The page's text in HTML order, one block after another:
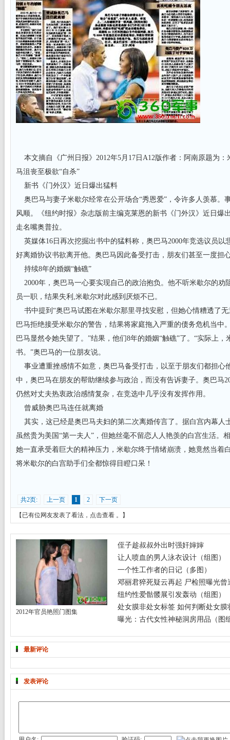
本文摘自《广州日报》2012年5月17日A12版作者：阿南原题为：
马沮丧至极欲“自杀”
新书《门外汉》近日爆出猛料
奥巴马与妻子米歇尔经常在公开场合“秀恩爱”，令许多人羡慕。
风顺。《纽约时报》杂志版前主编克莱恩的新书《门外汉》近日爆
走名嘴奥普拉。
英媒体16日再次挖掘出书中的猛料称，奥巴马2000年竞选议员以
好离婚协议书欲离开他。奥巴马因此备受打击，朋友们甚至一度担
持续8年的婚姻“触礁”
2000年，奥巴马一心要实现自己的政治抱负。他不听米歇尔的劝
员一职，结果失利,米歇尔对此感到厌烦不已。
书中提到“奥巴马试图在米歇尔那里寻找安慰，但她心情糟透了
巴马拒绝接受米歇尔的警告，结果将家庭拖入严重的债务危机当中
巴马显然令她失望了。”结果，他们8年的婚姻“触礁”了。“实际上
书。”奥巴马的一位朋友说。
事业遭重挫感情不如意，奥巴马备受打击，以至于朋友们都担心
中，奥巴马在朋友的帮助继续参与政治，而没有告诉妻子。奥巴马
仍然对丈夫热衷政治感情复杂，在竞选中几乎没有发挥作用。
曾威胁奥巴马连任就离婚
其实，这已经是奥巴马夫妇的第二次离婚传言了。据白宫内幕人
虽然贵为美国“第一夫人”，但她丝毫不留恋人人艳羡的白宫生活。
她一直承受着巨大的精神压力，米歇尔终于情绪崩溃，她竟然当着
将米歇尔的白宫助手们全都惊得目瞪口呆！
共2页: 上一页 1 2 下一页
【已有位网友发表了看法， 点击查看 。】
2012年官员艳照门图集
侄子趁叔叔外出时强奸婶婶
让人喷血的男人泳衣设计（组图）
一个性工作者的日记（多图）
邓丽君猝死疑云再起 尸检照曝光曾
纽约性爱骷髅展引发轰动（组图）
处女膜非处女标签 如何判断处女膜
曝光：古代女性神秘洞房用品（图
最新评论
发表评论